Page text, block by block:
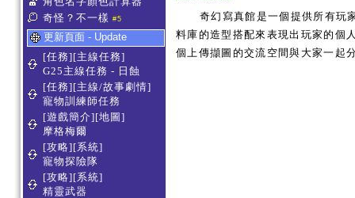
奇怪？不一樣 #5
更新頁面 - Update
[任務][主線任務]
G25主線任務 - 日蝕
[任務][主線/故事劇情]
寵物訓練師任務
[遊戲簡介][地圖]
摩格梅爾
[攻略][系統]
寵物探險隊
[攻略][系統]
精靈武器
奇幻寫真館是一個提供所有玩
料庫的造型搭配來表現出玩家的個
個上傳擷圖的交流空間與大家一起